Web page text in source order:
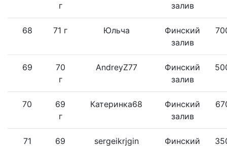
г
залив
68 71 г Юльча
Финский
залив
69
70
г
AndreyZ77
Финский
залив
70
69
г
Катеринка68
Финский
залив
71
69
sergeikrjgin
Финский